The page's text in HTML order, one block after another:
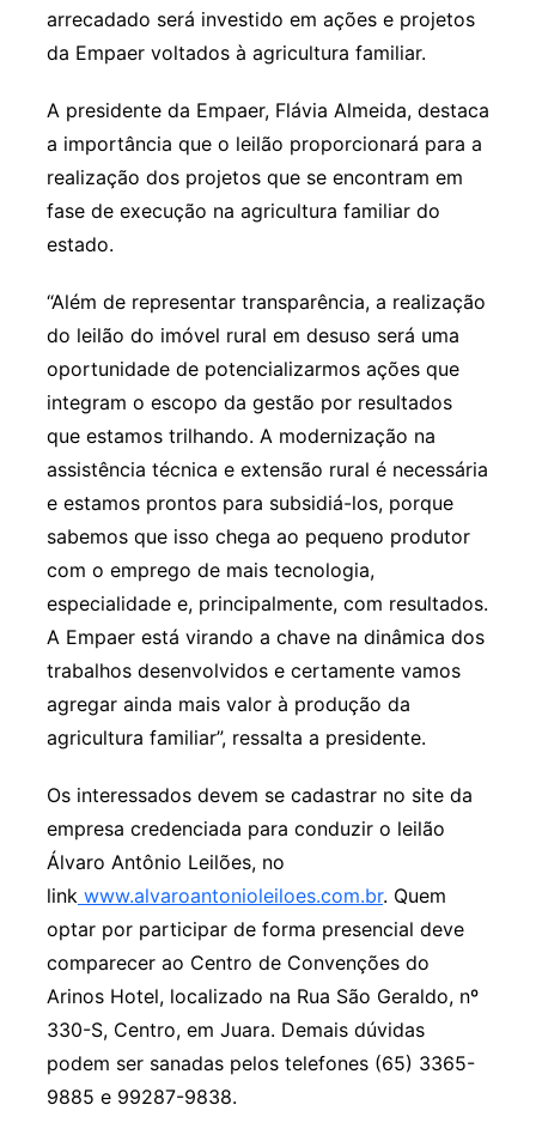
arrecadado será investido em ações e projetos
da Empaer voltados à agricultura familiar.
A presidente da Empaer, Flávia Almeida, destaca
a importância que o leilão proporcionará para a
realização dos projetos que se encontram em
fase de execução na agricultura familiar do
estado.
“Além de representar transparência, a realização
do leilão do imóvel rural em desuso será uma
oportunidade de potencializarmos ações que
integram o escopo da gestão por resultados
que estamos trilhando. A modernização na
assistência técnica e extensão rural é necessária
e estamos prontos para subsidiá-los, porque
sabemos que isso chega ao pequeno produtor
com o emprego de mais tecnologia,
especialidade e, principalmente, com resultados.
A Empaer está virando a chave na dinâmica dos
trabalhos desenvolvidos e certamente vamos
agregar ainda mais valor à produção da
agricultura familiar”, ressalta a presidente.
Os interessados devem se cadastrar no site da
empresa credenciada para conduzir o leilão
Álvaro Antônio Leilões, no
linkwww.alvaroantonioleiloes.com.br. Quem
optar por participar de forma presencial deve
comparecer ao Centro de Convenções do
Arinos Hotel, localizado na Rua São Geraldo, nº
330-S, Centro, em Juara. Demais dúvidas
podem ser sanadas pelos telefones (65) 3365-
9885 e 99287-9838.